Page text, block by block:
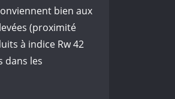
bien aux
(proximité
à indice Rw 42
dans les